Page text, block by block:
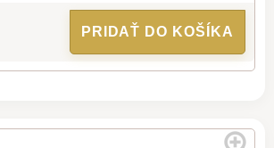
PRIDAŤ DO KOŠÍKA